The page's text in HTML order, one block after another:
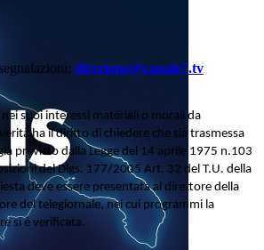
direzione@canale7.tv
suoi interessi materiali o morali da
ha il diritto di chiedere che sia trasmessa
previsto dalla Legge del 14 aprile 1975 n.103
del Dlgs. 177/2005 Art. 32 del T.U. della
deve essere presentata al direttore della
del telegiornale, nei cui programmi la
si è verificata.